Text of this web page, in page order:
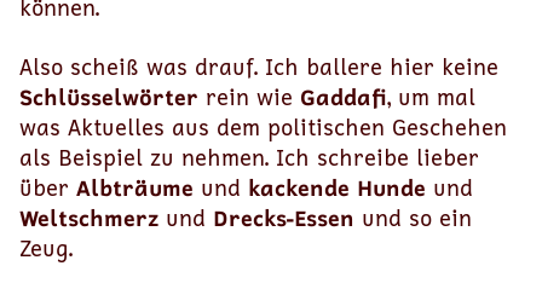
können.
Also scheiß was drauf. Ich ballere hier keine
Schlüsselwörter rein wie Gaddafi, um mal
was Aktuelles aus dem politischen Geschehen
als Beispiel zu nehmen. Ich schreibe lieber
über Albträume und kackende Hunde und
Weltschmerz und Drecks-Essen und so ein
Zeug.